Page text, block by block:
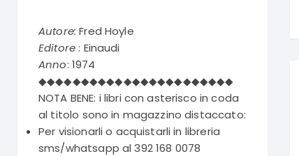
Autore: Fred Hoyle
Editore: Einaudi
Anno: 1974
◆◆◆◆◆◆◆◆◆◆◆◆◆◆◆◆◆◆◆◆◆◆◆
NOTA BENE: i libri con asterisco in coda
al titolo sono in magazzino distaccato:
Per visionarli o acquistarli in libreria
sms/whatsapp al 392 168 0078